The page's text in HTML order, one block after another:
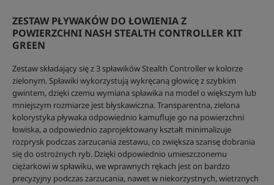
ZESTAW PŁYWAKÓW DO ŁOWIENIA Z
POWIERZCHNI NASH STEALTH CONTROLLER KIT
GREEN
Zestaw składający się z 3 spławików Stealth Controller w kolorze
zielonym. Spławiki wykorzystują wykręcaną głowicę z szybkim
gwintem, dzięki czemu wymiana spławika na model o większym lub
mniejszym rozmiarze jest błyskawiczna. Transparentna, zielona
kolorystyka pływaka odpowiednio kamufluje go na powierzchni
łowiska, a odpowiednio zaprojektowany kształt minimalizuje
rozprysk podczas zarzucania zestawu, co zwiększa szansę dobrania
się do ostrożnych ryb. Dzięki odpowiednio umieszczonemu
ciężarkowi w spławiku, we wprawnych rękach jest on bardzo
precyzyjny podczas zarzucania, nawet w niekorzystnych, wietrznych